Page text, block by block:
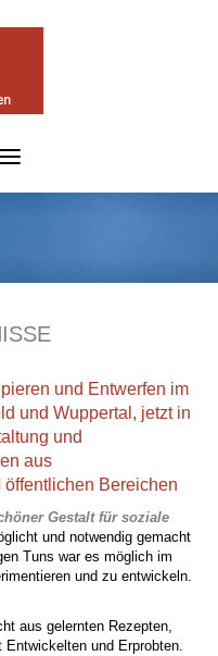
und Entwerfen im
und Wuppertal, jetzt in
und
aus
Bereichen
Gestalt für soziale
und notwendig gemacht
Tuns war es möglich im
und zu entwickeln.
aus gelernten Rezepten,
und Erprobten.